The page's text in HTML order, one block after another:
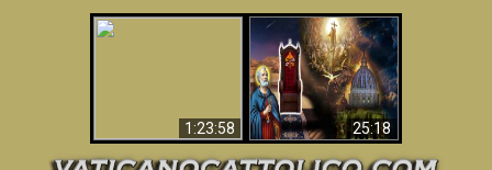
1:23:58 25:18
La Bibbia ha previsto
70 anni senza Papa?